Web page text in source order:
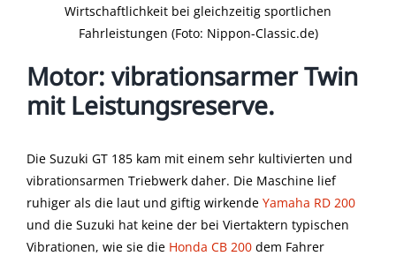
Wirtschaftlichkeit bei gleichzeitig sportlichen
Fahrleistungen (Foto: Nippon-Classic.de)
Motor: vibrationsarmer Twin
mit Leistungsreserve.
Die Suzuki GT 185 kam mit einem sehr kultivierten und
vibrationsarmen Triebwerk daher. Die Maschine lief
ruhiger als die laut und giftig wirkende Yamaha RD 200
und die Suzuki hat keine der bei Viertaktern typischen
Vibrationen, wie sie die Honda CB 200 dem Fahrer